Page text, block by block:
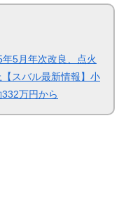
5月年次改良、点火
スバル最新情報】小
万円から